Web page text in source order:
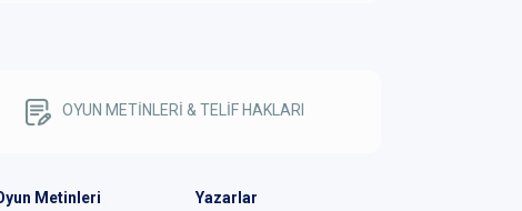
OYUN METİNLERİ & TELİF HAKLARI
Metinleri Yazarlar